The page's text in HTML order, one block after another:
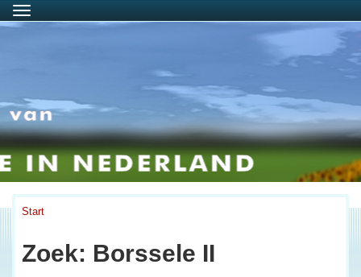
Menu
Start
Zoek: Borssele II